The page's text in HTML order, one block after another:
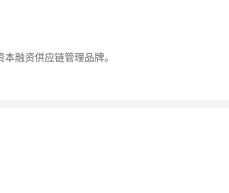
融资供应链管理品牌。